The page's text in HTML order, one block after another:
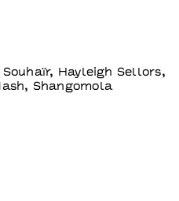
Hayleigh Sellors,
Shangomola